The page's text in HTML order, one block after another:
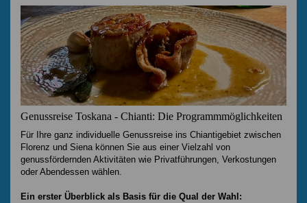
Genussreise Toskana - Chianti: Die Programmmöglichkeiten
Für Ihre ganz individuelle Genussreise ins Chiantigebiet zwischen
Florenz und Siena können Sie aus einer Vielzahl von
genussfördernden Aktivitäten wie Privatführungen, Verkostungen
oder Abendessen wählen.
Ein erster Überblick als Basis für die Qual der Wahl: